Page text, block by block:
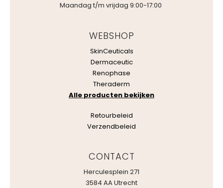
Maandag t/m vrijdag 9:00-17:00
WEBSHOP
SkinCeuticals
Dermaceutic
Renophase
Theraderm
Alle producten bekijken
Retourbeleid
Verzendbeleid
CONTACT
Herculesplein 271
3584 AA Utrecht